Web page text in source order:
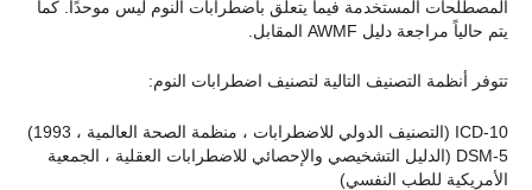
المصطلحات المستخدمة فيما يتعلق باضطرابات النوم ليس موحدًا. كما
يتم حالياً مراجعة دليل AWMF المقابل.
تتوفر أنظمة التصنيف التالية لتصنيف اضطرابات النوم:
ICD-10 (التصنيف الدولي للاضطرابات ، منظمة الصحة العالمية ، 1993)
DSM-5 (الدليل التشخيصي والإحصائي للاضطرابات العقلية ، الجمعية
الأمريكية للطب النفسي)